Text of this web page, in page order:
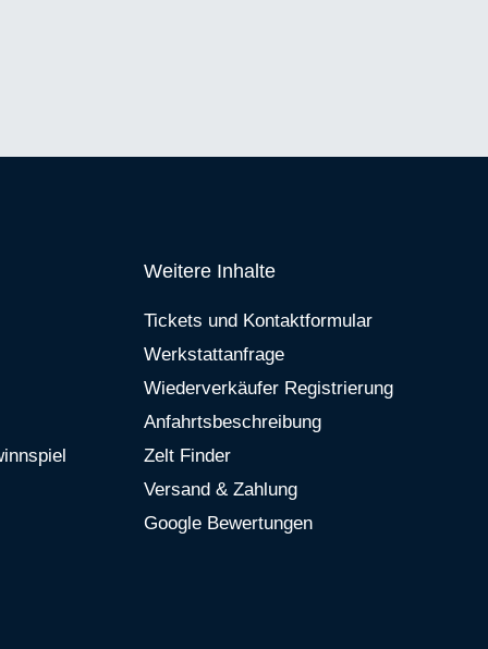
Weitere Inhalte
Tickets und Kontaktformular
Werkstattanfrage
Wiederverkäufer Registrierung
Anfahrtsbeschreibung
Zelt Finder
Versand & Zahlung
Google Bewertungen